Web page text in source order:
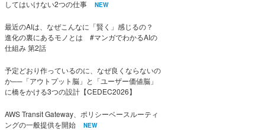
してはいけない2つの仕事
NEW
最近のAIは、なぜこんなに「賢く」感じるの？
進化の裏にあるモノとは #マンガでわかるAIの
仕組み 第2話
予定どおり作っているのに、なぜ良くならないの
か──「アウトプット脳」と「ユーザー価値脳」
に橋をかける3つの設計【CEDEC2026】
AWS Transit Gateway、ポリシーベースルーティ
ングの一般提供を開始
NEW